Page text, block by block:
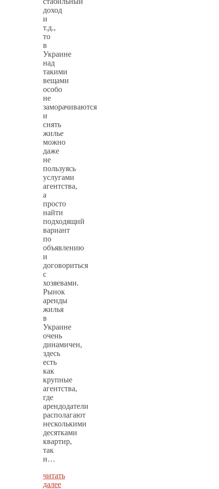
доход
и
т.д.,
то
в
Украине
над
такими
вещами
особо
не
заморачиваются
и
снять
жилье
можно
даже
не
пользуясь
услугами
агентства,
а
просто
найти
подходящий
вариант
по
объявлению
и
договориться
с
хозяевами.
Рынок
аренды
жилья
в
Украине
очень
динамичен,
здесь
есть
как
крупные
агентства,
где
арендодатели
располагают
несколькими
десятками
квартир,
так
и…
читать
далее